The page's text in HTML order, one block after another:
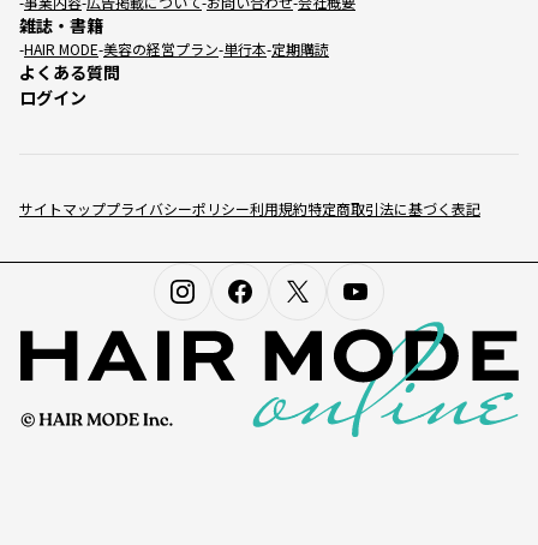
サイトマッププライバシーポリシー利用規約特定商取引法に基づく表記
雑誌・書籍
HAIR MODE 美容の経営プラン 単行本 定期購読
よくある質問
ログイン